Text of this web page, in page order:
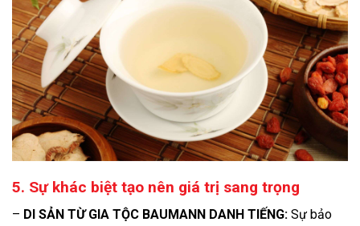
5. Sự khác biệt tạo nên giá trị sang trọng
– DI SẢN TỪ GIA TỘC BAUMANN DANH TIẾNG: Sự bảo